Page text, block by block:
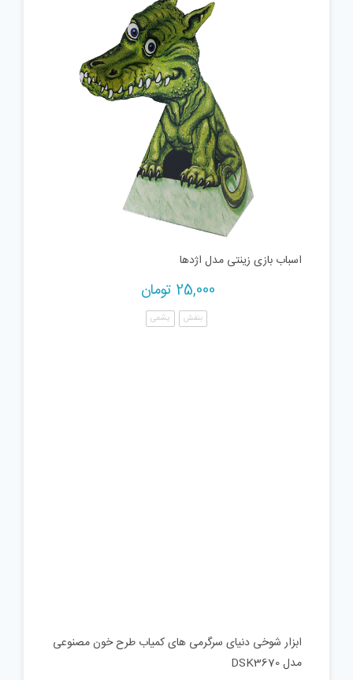
اسباب بازی زینتی مدل اژدها
25,000 تومان
بنفش یشمی
ابزار شوخی دنیای سرگرمی های کمیاب طرح خون مصنوعی
مدل DSK3670